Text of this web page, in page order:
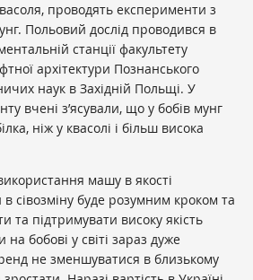
проводять експерименти з
Польовий дослід проводився в
станції факультету
архітектури Познанського
наук в Західній Польщі. У
вчені з’ясували, що у бобів мунг
ніж у квасолі і більш висока
машу в якості
сівозміну буде розумним кроком та
та підтримувати високу якість
на бобові у світі зараз дуже
не зменшуватися в близькому